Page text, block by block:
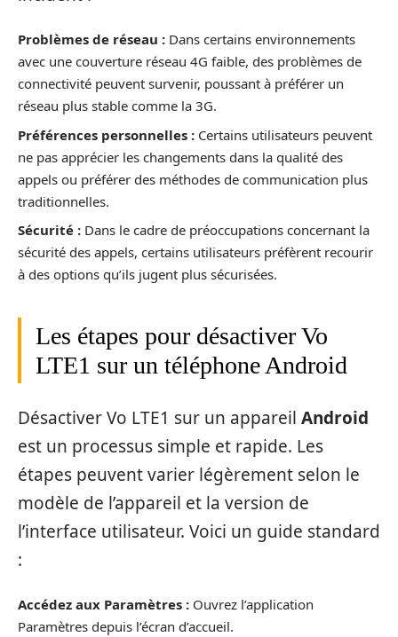
Problèmes de réseau : Dans certains environnements
avec une couverture réseau 4G faible, des problèmes de
connectivité peuvent survenir, poussant à préférer un
réseau plus stable comme la 3G.
Préférences personnelles : Certains utilisateurs peuvent
ne pas apprécier les changements dans la qualité des
appels ou préférer des méthodes de communication plus
traditionnelles.
Sécurité : Dans le cadre de préoccupations concernant la
sécurité des appels, certains utilisateurs préfèrent recourir
à des options qu’ils jugent plus sécurisées.
Les étapes pour désactiver Vo
LTE1 sur un téléphone Android
Désactiver Vo LTE1 sur un appareil Android
est un processus simple et rapide. Les
étapes peuvent varier légèrement selon le
modèle de l’appareil et la version de
l’interface utilisateur. Voici un guide standard
:
Accédez aux Paramètres : Ouvrez l’application
Paramètres depuis l’écran d’accueil.